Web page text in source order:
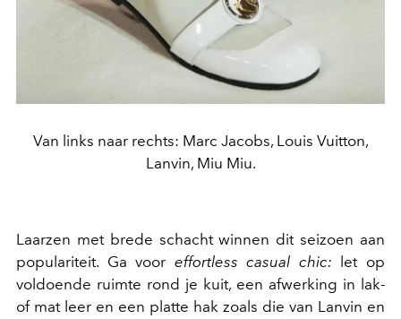
Van links naar rechts: Marc Jacobs, Louis Vuitton,
Lanvin, Miu Miu.
Laarzen met brede schacht winnen dit seizoen aan
populariteit. Ga voor effortless casual chic:
let op
voldoende ruimte rond je kuit, een afwerking in lak-
of mat leer en een platte hak zoals die van Lanvin en